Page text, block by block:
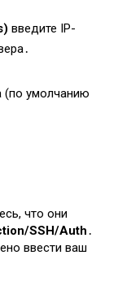
введите IP-
(по умолчанию
что они
SSH/Auth ․
ввести ваш